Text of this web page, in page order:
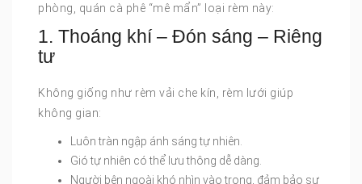
phòng, quán cà phê “mê mẩn” loại rèm này:
1. Thoáng khí – Đón sáng – Riêng
tư
Không giống như rèm vải che kín, rèm lưới giúp
không gian:
Luôn tràn ngập ánh sáng tự nhiên.
Gió tự nhiên có thể lưu thông dễ dàng.
Người bên ngoài khó nhìn vào trong, đảm bảo sự